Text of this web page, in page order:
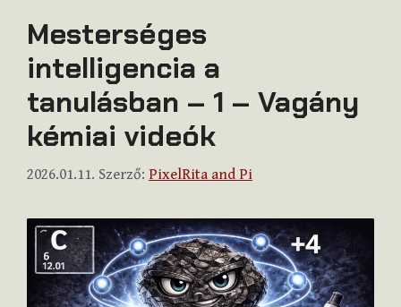
Mesterséges
intelligencia a
tanulásban – 1 – Vagány
kémiai videók
2026.01.11. Szerző: PixelRita and Pi